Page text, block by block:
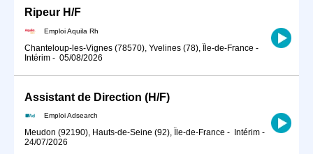
Ripeur H/F
Emploi Aquila Rh
Chanteloup-les-Vignes (78570), Yvelines (78), Île-de-France -
Intérim - 05/08/2026
Assistant de Direction (H/F)
Emploi Adsearch
Meudon (92190), Hauts-de-Seine (92), Île-de-France - Intérim -
24/07/2026